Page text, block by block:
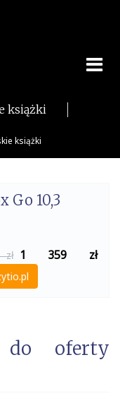
książki
książki
Go 10,3
1 359 zł
do oferty